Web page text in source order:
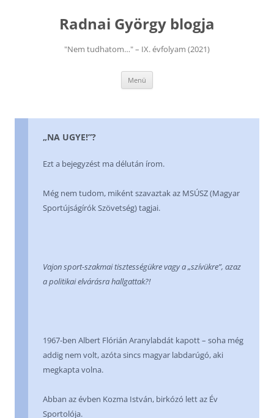
Radnai György blogja
"Nem tudhatom…" – IX. évfolyam (2021)
Menü
„NA UGYE!”?
Ezt a bejegyzést ma délután írom.
Még nem tudom, miként szavaztak az MSÚSZ (Magyar
Sportújságírók Szövetség) tagjai.
Vajon sport-szakmai tisztességükre vagy a „szívükre”, azaz
a politikai elvárásra hallgattak?!
1967-ben Albert Flórián Aranylabdát kapott – soha még
addig nem volt, azóta sincs magyar labdarúgó, aki
megkapta volna.
Abban az évben Kozma István, birkózó lett az Év
Sportolója.